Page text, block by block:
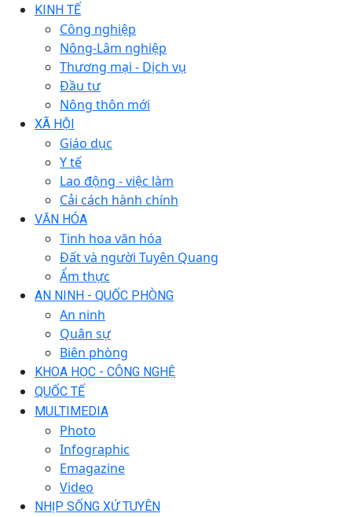
KINH TẾ
Công nghiệp
Nông-Lâm nghiệp
Thương mại - Dịch vụ
Đầu tư
Nông thôn mới
XÃ HỘI
Giáo dục
Y tế
Lao động - việc làm
Cải cách hành chính
VĂN HÓA
Tinh hoa văn hóa
Đất và người Tuyên Quang
Ẩm thực
AN NINH - QUỐC PHÒNG
An ninh
Quân sự
Biên phòng
KHOA HỌC - CÔNG NGHỆ
QUỐC TẾ
MULTIMEDIA
Photo
Infographic
Emagazine
Video
NHỊP SỐNG XỨ TUYÊN